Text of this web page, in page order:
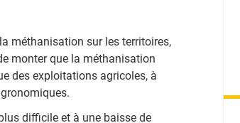
méthanisation sur les territoires,
monter que la méthanisation
des exploitations agricoles, à
difficile et à une baisse de